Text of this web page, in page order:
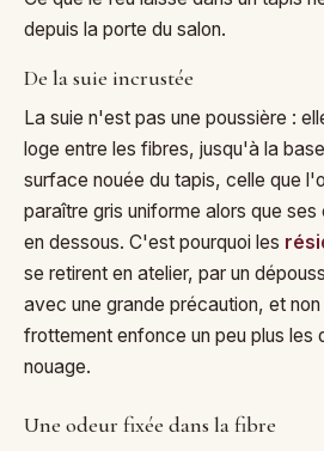
depuis la porte du salon.
De la suie incrustée
La suie n'est pas une poussière :
loge entre les fibres, jusqu'à la
surface nouée du tapis, celle que
paraître gris uniforme alors que
en dessous. C'est pourquoi les
se retirent en atelier, par un
avec une grande précaution, et
frottement enfonce un peu plus les
nouage.
Une odeur fixée dans la fibre